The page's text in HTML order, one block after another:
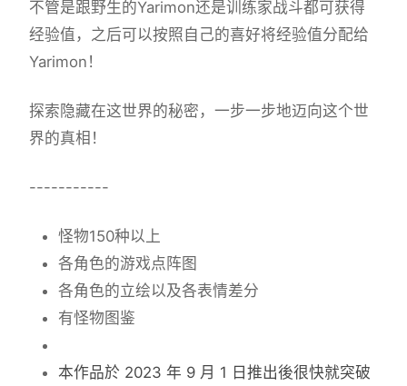
不管是跟野生的Yarimon还是训练家战斗都可获得
经验值，之后可以按照自己的喜好将经验值分配给
Yarimon！
探索隐藏在这世界的秘密，一步一步地迈向这个世
界的真相！
-----------
怪物150种以上
各角色的游戏点阵图
各角色的立绘以及各表情差分
有怪物图鉴
本作品於 2023 年 9 月 1 日推出後很快就突破